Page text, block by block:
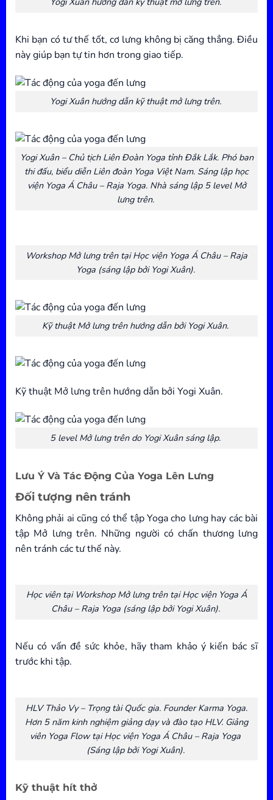
Khi bạn có tư thế tốt, cơ lưng không bị căng thẳng. Điều
này giúp bạn tự tin hơn trong giao tiếp.
Yogi Xuân hướng dẫn kỹ thuật mở lưng trên.
Yogi Xuân – Chủ tịch Liên Đoàn Yoga tỉnh Đắk Lắk. Phó ban
thi đấu, biểu diễn Liên đoàn Yoga Việt Nam. Sáng lập học
viện Yoga Á Châu – Raja Yoga. Nhà sáng lập 5 level Mở
lưng trên.
Workshop Mở lưng trên tại Học viện Yoga Á Châu – Raja
Yoga (sáng lập bởi Yogi Xuân).
Kỹ thuật Mở lưng trên hướng dẫn bởi Yogi Xuân.
Kỹ thuật Mở lưng trên hướng dẫn bởi Yogi Xuân.
5 level Mở lưng trên do Yogi Xuân sáng lập.
Lưu Ý Và Tác Động Của Yoga Lên Lưng
Đối tượng nên tránh
Không phải ai cũng có thể tập Yoga cho lưng hay các bài
tập Mở lưng trên. Những người có chấn thương lưng
nên tránh các tư thế này.
Học viên tại Workshop Mở lưng trên tại Học viện Yoga Á
Châu – Raja Yoga (sáng lập bởi Yogi Xuân).
Nếu có vấn đề sức khỏe, hãy tham khảo ý kiến bác sĩ
trước khi tập.
HLV Thảo Vy – Trọng tài Quốc gia. Founder Karma Yoga.
Hơn 5 năm kinh nghiệm giảng dạy và đào tạo HLV. Giảng
viên Yoga Flow tại Học viện Yoga Á Châu – Raja Yoga
(Sáng lập bởi Yogi Xuân).
Kỹ thuật hít thở